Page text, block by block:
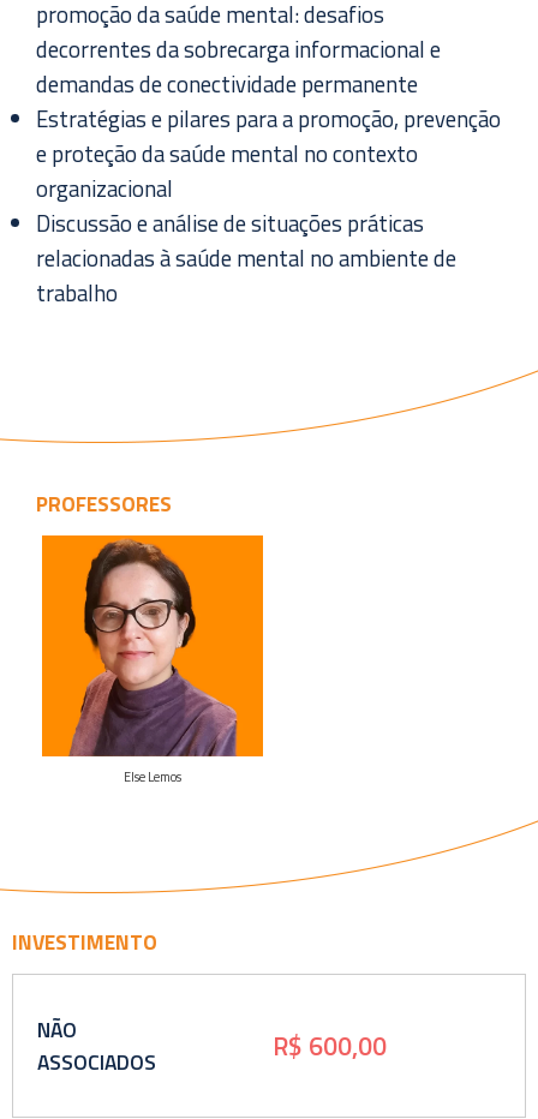
promoção da saúde mental: desafios
decorrentes da sobrecarga informacional e
demandas de conectividade permanente
Estratégias e pilares para a promoção, prevenção
e proteção da saúde mental no contexto
organizacional
Discussão e análise de situações práticas
relacionadas à saúde mental no ambiente de
trabalho
PROFESSORES
Veja o
curriculo
Else Lemos
INVESTIMENTO
NÃO
ASSOCIADOS
R$ 600,00